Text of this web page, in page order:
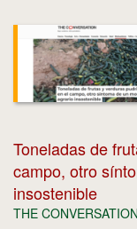
Toneladas de
campo, otro
insostenible
THE